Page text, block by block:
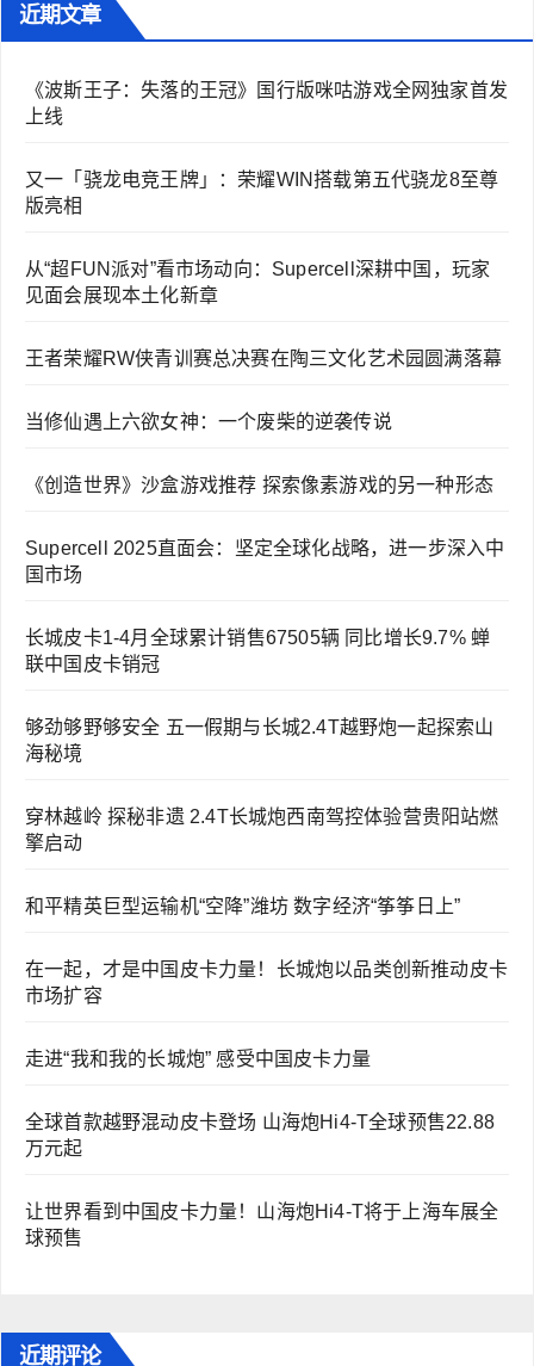
近期文章
《波斯王子：失落的王冠》国行版咪咕游戏全网独家首发
上线
又一「骁龙电竞王牌」：荣耀WIN搭载第五代骁龙8至尊
版亮相
从“超FUN派对”看市场动向：Supercell深耕中国，玩家
见面会展现本土化新章
王者荣耀RW侠青训赛总决赛在陶三文化艺术园圆满落幕
当修仙遇上六欲女神：一个废柴的逆袭传说
《创造世界》沙盒游戏推荐 探索像素游戏的另一种形态
Supercell 2025直面会：坚定全球化战略，进一步深入中
国市场
长城皮卡1-4月全球累计销售67505辆 同比增长9.7% 蝉
联中国皮卡销冠
够劲够野够安全 五一假期与长城2.4T越野炮一起探索山
海秘境
穿林越岭 探秘非遗 2.4T长城炮西南驾控体验营贵阳站燃
擎启动
和平精英巨型运输机“空降”潍坊 数字经济“筝筝日上”
在一起，才是中国皮卡力量！长城炮以品类创新推动皮卡
市场扩容
走进“我和我的长城炮” 感受中国皮卡力量
全球首款越野混动皮卡登场 山海炮Hi4-T全球预售22.88
万元起
让世界看到中国皮卡力量！山海炮Hi4-T将于上海车展全
球预售
近期评论